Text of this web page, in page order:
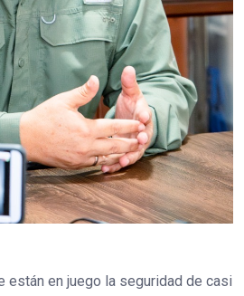
están en juego la seguridad de casi